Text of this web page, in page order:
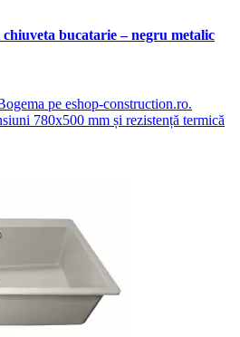
bucatarie – negru metalic
pe eshop-construction.ro.
780x500 mm și rezistență termică